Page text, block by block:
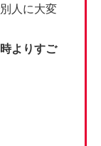
人に大変
よりすご